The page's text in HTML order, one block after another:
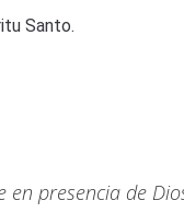
Santo.
en presencia de